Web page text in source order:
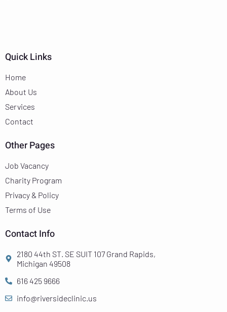
Quick Links
Home
About Us
Services
Contact
Other Pages
Job Vacancy
Charity Program
Privacy & Policy
Terms of Use
Contact Info
2180 44th ST. SE SUIT 107 Grand Rapids,
Michigan 49508
616 425 9666
info@riversideclinic.us